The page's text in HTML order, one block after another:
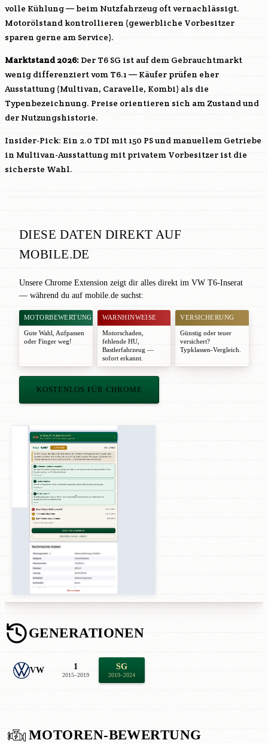
volle Kühlung — beim Nutzfahrzeug oft vernachlässigt.
Motorölstand kontrollieren (gewerbliche Vorbesitzer
sparen gerne am Service).
Marktstand 2026: Der T6 SG ist auf dem Gebrauchtmarkt
wenig differenziert vom T6.1 — Käufer prüfen eher
Ausstattung (Multivan, Caravelle, Kombi) als die
Typenbezeichnung. Preise orientieren sich am Zustand und
der Nutzungshistorie.
Insider-Pick: Ein 2.0 TDI mit 150 PS und manuellem Getriebe
in Multivan-Ausstattung mit privatem Vorbesitzer ist die
sicherste Wahl.
DIESE DATEN DIREKT AUF
MOBILE.DE
Unsere Chrome Extension zeigt dir alles direkt im VW T6-Inserat
— während du auf mobile.de suchst:
MOTORBEWERTUNG
Gute Wahl
Aufpassen
oder Finger weg!
WARNHINWEISE
Motorschaden,
fehlende HU,
Bastlerfahrzeug —
sofort erkannt.
VERSICHERUNG
Günstig oder teuer
versichert?
Typklassen-Vergleich.
KOSTENLOS FÜR CHROME
GENERATIONEN
VW 1
2015–2019
SG
2019–2024
MOTOREN-BEWERTUNG